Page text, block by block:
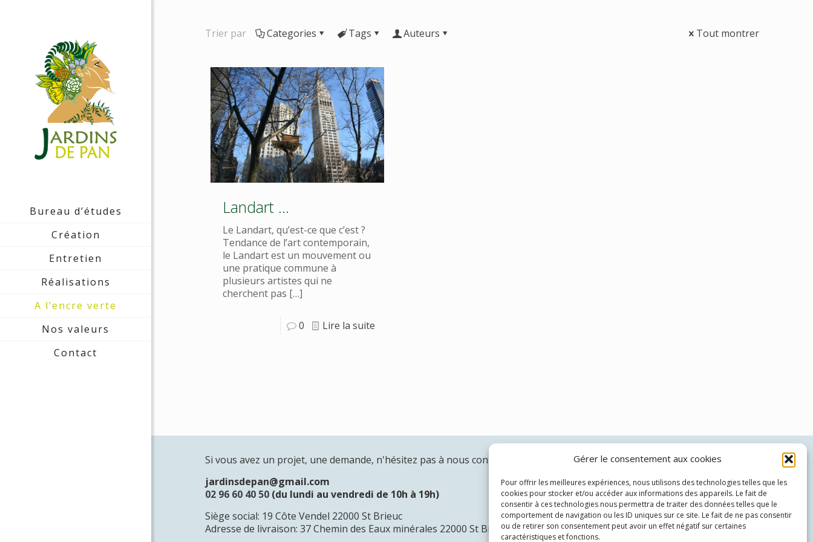
Gérer le consentement aux cookies
Pour offrir les meilleures expériences, nous utilisons des technologies telles que les
cookies pour stocker et/ou accéder aux informations des appareils. Le fait de
consentir à ces technologies nous permettra de traiter des données telles que le
comportement de navigation ou les ID uniques sur ce site. Le fait de ne pas consentir
ou de retirer son consentement peut avoir un effet négatif sur certaines
caractéristiques et fonctions.
Bureau d’études
Création
Entretien
Réalisations
A l’encre verte
Nos valeurs
Contact
Trier par Categories Tags Auteurs Tout montrer
Landart …
Le Landart, qu’est-ce que c’est ?
Tendance de l’art contemporain,
le Landart est un mouvement ou
une pratique commune à
plusieurs artistes qui ne
cherchent pas […]
0 Lire la suite
Si vous avez un projet, une demande, n'hésitez pas à nous contacter:
jardinsdepan@gmail.com
02 96 60 40 50 (du lundi au vendredi de 10h à 19h)
Siège social: 19 Côte Vendel 22000 St Brieuc
Adresse de livraison: 37 Chemin des Eaux minérales 22000 St Brieuc
Théo Brünher:06 69 22 55 56